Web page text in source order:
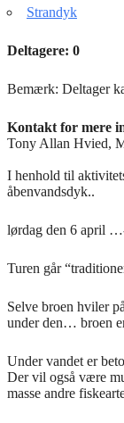
Strandyk
Deltagere: 0
Bemærk: Deltager
Kontakt for mere
Tony Allan Hvied,
I henhold til
åbenvandsdyk..
lørdag den 6 april
Turen går
Selve broen hviler
under den… broen
Under vandet er
Der vil også være
masse andre